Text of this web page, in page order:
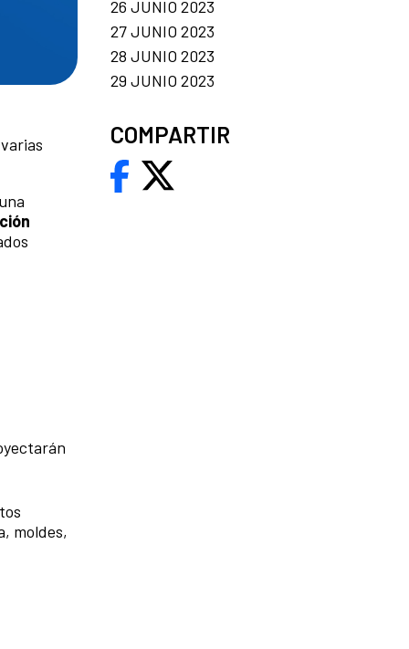
moldes,
26 JUNIO 2023
27 JUNIO 2023
28 JUNIO 2023
29 JUNIO 2023
COMPARTIR